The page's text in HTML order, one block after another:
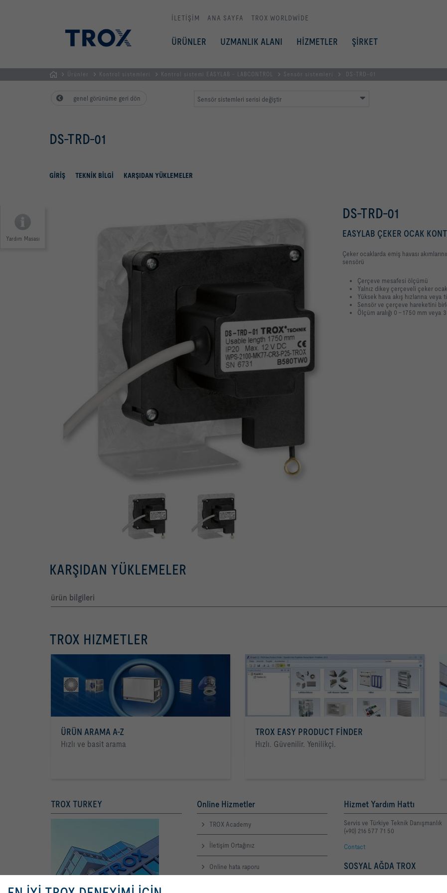
İLETİŞİM ANA SAYFA TROX WORLDWIDE
ÜRÜNLER UZMANLIK ALANI HİZMETLER ŞİRKET
SAYFASI
Ürünler Kontrol sistemleri Kontrol sistemi EASYLAB - LABCONTROL Sensör sistemleri DS-TRD-01
genel görünüme geri dön Sensör sistemleri serisi değiştir
DS-TRD-01
GIRIŞ TEKNIK BILGI KARŞIDAN YÜKLEMELER
Yardım Masası
DS-TRD-01
EASYLAB ÇEKER OCAK
Çeker ocaklarda emiş havası
sensörü
Çerçeve mesafesi ölçümü
Yalnız dikey çerçeveli çeker
Yüksek hava akış hızlarına
Sensör ve çerçeve hareketini
Ölçüm aralığı 0 – 1750 mm veya
KARŞIDAN YÜKLEMELER
ürün bilgileri
TROX HIZMETLER
ÜRÜN ARAMA A-Z
Hızlı ve basit arama
TROX EASY PRODUCT FINDER
Hızlı. Güvenilir. Yenilikçi.
TROX TURKEY Online Hizmetler
TROX Academy
İletişim Ortağınız
Online hata raporu
Hizmet Yardım Hattı
Servis ve Türkiye Teknik Danışmanlık
(+90) 216 577 71 50
Contact
SOSYAL AĞDA TROX